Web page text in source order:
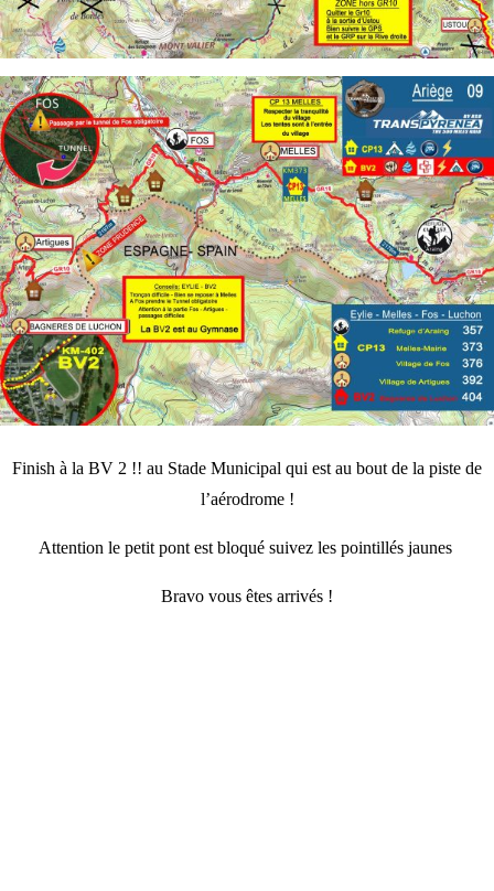
Finish à la BV 2 !! au Stade Municipal qui est au bout de la piste de
l’aérodrome !
Attention le petit pont est bloqué suivez les pointillés jaunes
Bravo vous êtes arrivés !